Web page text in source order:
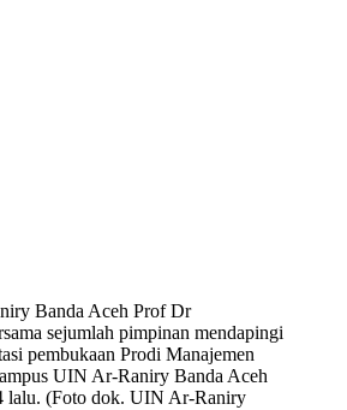
Banda Aceh Prof Dr
sejumlah pimpinan mendapingi
pembukaan Prodi Manajemen
UIN Ar-Raniry Banda Aceh
lalu. (Foto dok. UIN Ar-Raniry